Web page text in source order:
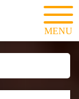
MENU